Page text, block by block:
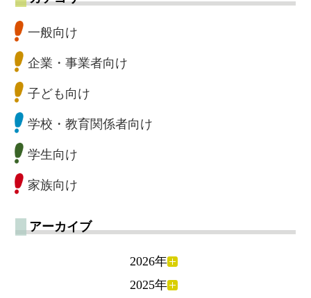
一般向け
企業・事業者向け
子ども向け
学校・教育関係者向け
学生向け
家族向け
アーカイブ
2026年
2025年